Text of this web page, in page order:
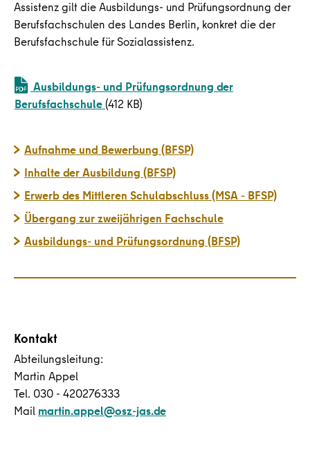
Assistenz gilt die Ausbildungs- und Prüfungsordnung der
Berufsfachschulen des Landes Berlin, konkret die der
Berufsfachschule für Sozialassistenz.
Ausbildungs- und Prüfungsordnung der
Berufsfachschule 412 KB
Aufnahme und Bewerbung (BFSP)
Inhalte der Ausbildung (BFSP)
Erwerb des Mittleren Schulabschluss (MSA - BFSP)
Übergang zur zweijährigen Fachschule
Ausbildungs- und Prüfungsordnung (BFSP)
Kontakt
Abteilungsleitung:
Martin Appel
Tel. 030 - 420276333
Mail martin.appel@osz-jas.de